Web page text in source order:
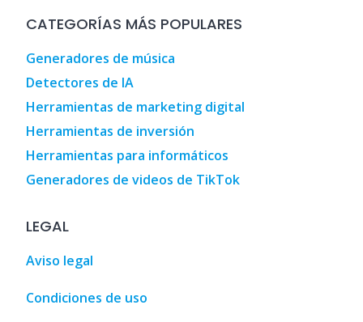
CATEGORÍAS MÁS POPULARES
Generadores de música
Detectores de IA
Herramientas de marketing digital
Herramientas de inversión
Herramientas para informáticos
Generadores de videos de TikTok
LEGAL
Aviso legal
Condiciones de uso